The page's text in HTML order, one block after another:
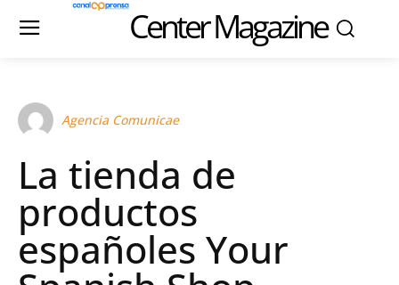
Center Magazine
Agencia Comunicae
La tienda de
productos
españoles Your